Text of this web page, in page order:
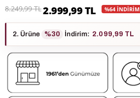
8.249,99 TL2.999,99 TL %64 İNDİRİM
2. Ürüne %30 İndirim: 2.099,99 TL